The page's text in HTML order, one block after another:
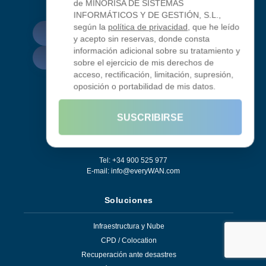
eficiente, segura y preparada para el crecimiento.
BLOG
GOOGLE BUSINESS
C/ Pica d'Estats, 77-95
Barcelona,España
Tel: +34 900 525 977
E-mail: info@everyWAN.com
Soluciones
Infraestructura y Nube
CPD / Colocation
Recuperación ante desastres
de MINORISA DE SISTEMAS
INFORMÁTICOS Y DE GESTIÓN, S.L.,
según la política de privacidad, que he leído
y acepto sin reservas, donde consta
información adicional sobre su tratamiento y
sobre el ejercicio de mis derechos de
acceso, rectificación, limitación, supresión,
oposición o portabilidad de mis datos.
SUSCRIBIRSE